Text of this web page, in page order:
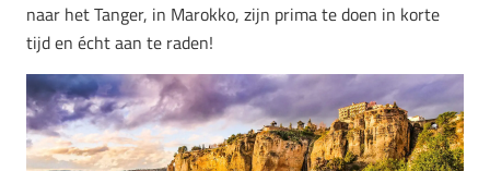
naar het Tanger, in Marokko, zijn prima te doen in korte
tijd en écht aan te raden!